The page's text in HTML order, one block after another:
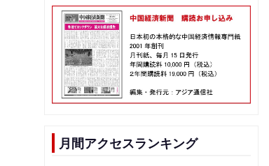
月間アクセスランキング